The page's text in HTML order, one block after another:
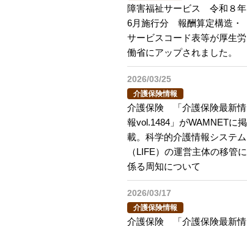
障害福祉サービス 令和８年
6月施行分 報酬算定構造・
サービスコード表等が厚生労
働省にアップされました。
2026/03/25
介護保険情報
介護保険 「介護保険最新情
報vol.1484」がWAMNETに掲
載。科学的介護情報システム
（LIFE）の運営主体の移管に
係る周知について
2026/03/17
介護保険情報
介護保険 「介護保険最新情